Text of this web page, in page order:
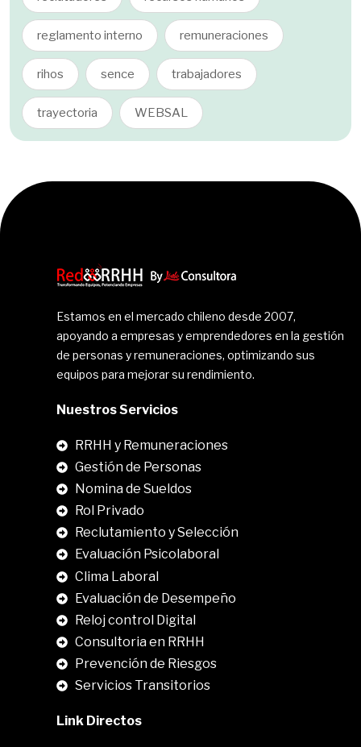
reglamento interno remuneraciones
rihos sence trabajadores
trayectoria WEBSAL
Estamos en el mercado chileno desde 2007,
apoyando a empresas y emprendedores en la gestión
de personas y remuneraciones, optimizando sus
equipos para mejorar su rendimiento.
Nuestros Servicios
RRHH y Remuneraciones
Gestión de Personas
Nomina de Sueldos
Rol Privado
Reclutamiento y Selección
Evaluación Psicolaboral
Clima Laboral
Evaluación de Desempeño
Reloj control Digital
Consultoria en RRHH
Prevención de Riesgos
Servicios Transitorios
Link Directos